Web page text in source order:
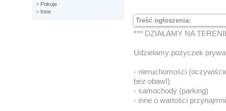
» Pokoje
» Inne
Treść ogłoszenia:
*** DZIAŁAMY NA
Udzielamy pożyczek
- nieruchomości
bez obaw!)
- samochody (parking)
- inne o wartości